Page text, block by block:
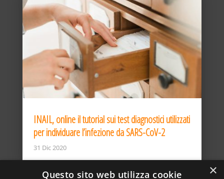
INAIL, online il tutorial sui test diagnostici utilizzati
per individuare l’infezione da SARS-CoV-2
31 Dic 2020
×
Questo sito web utilizza cookie